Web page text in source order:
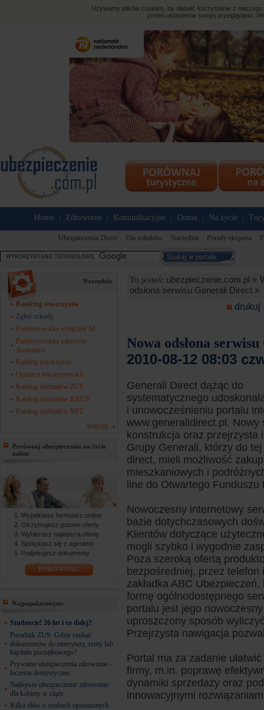
Używamy plików cookies, by ułatwić korzystanie z
zmień ustawienia swojej przeglądarki.
Home Zdrowotne Komunikacyjne Domu Na życie
Ubezpieczenia Direct Dla rolników Narzędzia Porady eksperta
Narzędzia
Ranking towarzystw
Zgłoś szkodę
Porównywarka wyłączeń AC
Porównywarka zakresów
Assistance
Katalog towarzystw
Opinie o towarzystwach
Katalog oddziałów ZUS
Katalog oddziałów KRUS
Katalog oddziałów NFZ
więcej
Porównaj ubezpieczenia na życie
online
Wypełniasz formularz online
Otrzymujesz gotowe oferty
Wybierasz najlepszą ofertę
Spotykasz się z agentem
Podpisujesz dokumenty
PORÓWNAJ!
Najpopularniejsze
Studencie! 26 lat i co dalej?
Poradnik ZUS: Gdzie szukać
dokumentów do emerytury, renty lub
kapitału początkowego?
Prywatne ubezpieczenia zdrowotne –
leczenie dentystyczne
Najlepsze ubezpieczenie zdrowotne
dla kobiety w ciąży
Kilka słów o osobach uposażonych
Tu jesteś: ubezpieczenie.com.pl »
odsłona serwisu Generali Direct »
drukuj
Nowa odsłona
2010-08-12 08:03
Generali Direct dążąc do
systematycznego
i unowocześnieniu portalu
www.generalidirect.pl.
konstrukcja oraz
Grupy Generali, którzy do
direct, mieli możliwość
mieszkaniowych i
line do Otwartego
Nowoczesny internetowy
bazie dotychczasowych
Klientów dotyczące
mogli szybko i wygodnie
Poza szeroką ofertą
bezpośredniej, przez
zakładka ABC
formę ogólnodostępnego
portalu jest jego
uproszczony sposób
Przejrzysta nawigacja
Portal ma za zadanie
firmy, m.in. poprawę
dynamiki sprzedaży oraz
innowacyjnymi